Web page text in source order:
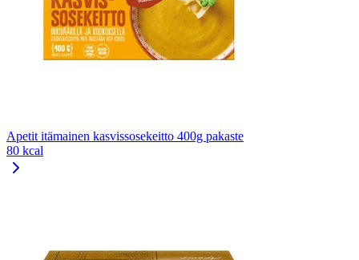
Apetit itämainen kasvissosekeitto 400g pakaste
80 kcal